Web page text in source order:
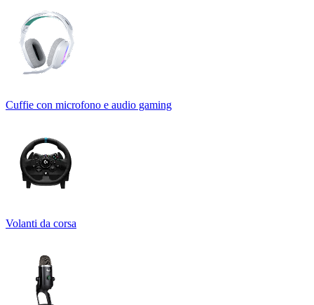
Cuffie con microfono e audio gaming
Volanti da corsa